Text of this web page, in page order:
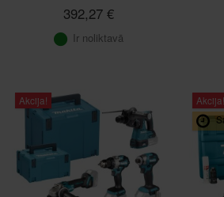
392,27 €
Ir noliktavā
Akcija!
Akcija!